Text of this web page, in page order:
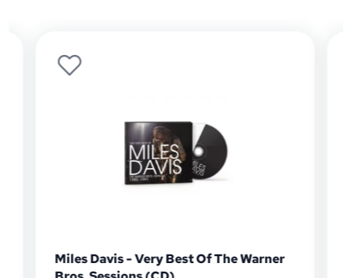
Miles Davis - Very Best Of The Warner